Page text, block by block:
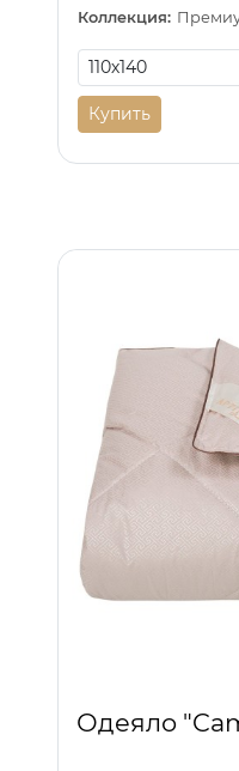
Коллекция:
Купить
Одеяло